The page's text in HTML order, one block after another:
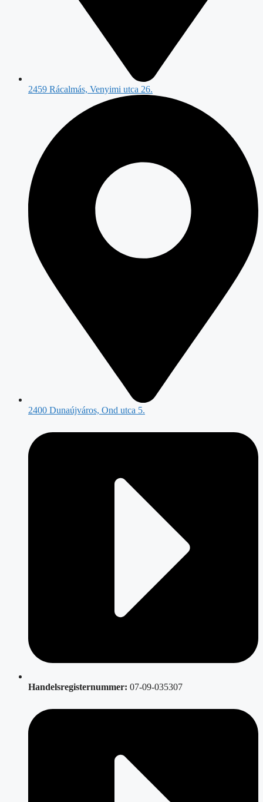
2459 Rácalmás, Venyimi utca 26.
2400 Dunaújváros, Ond utca 5.
Handelsregisternummer: 07-09-035307